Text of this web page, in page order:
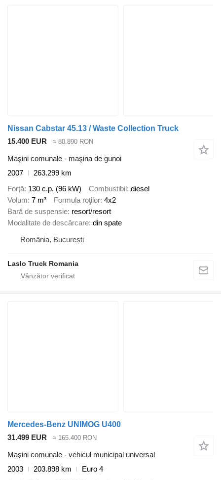
Nissan Cabstar 45.13 / Waste Collection Truck
15.400 EUR
≈ 80.890 RON
Maşini comunale - maşina de gunoi
2007
263.299 km
Forţă 130 c.p. (96 kW) Combustibil diesel
Volum 7 m³ Formula roţilor 4x2
Bară de suspensie resort/resort
Modalitate de descărcare din spate
România, București
Laslo Truck Romania
Mercedes-Benz UNIMOG U400
31.499 EUR
≈ 165.400 RON
Maşini comunale - vehicul municipal universal
2003
203.898 km
Euro 4